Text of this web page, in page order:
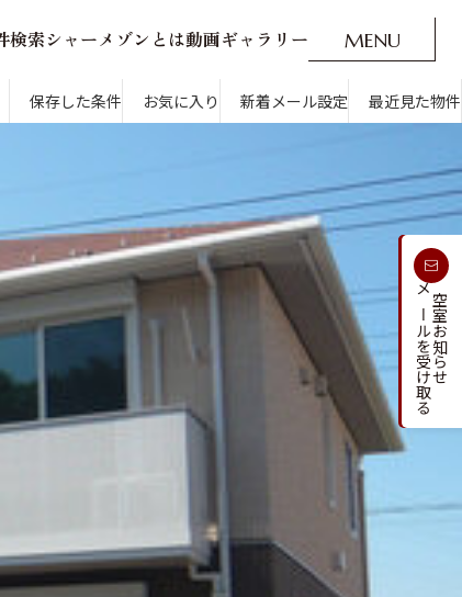
検索シ ャーメ ゾン とは動画ギャ ラ リ ー MENU
O
ール設定 最近見た物件 CLOSE
通勤・通学時間から探す
人気のカテゴリから探す
プを探す
新着メールを
受け取る
保存した条件 お気に入り 新着メール設定 最近見た物件
空室お知らせ
メールを受け取る